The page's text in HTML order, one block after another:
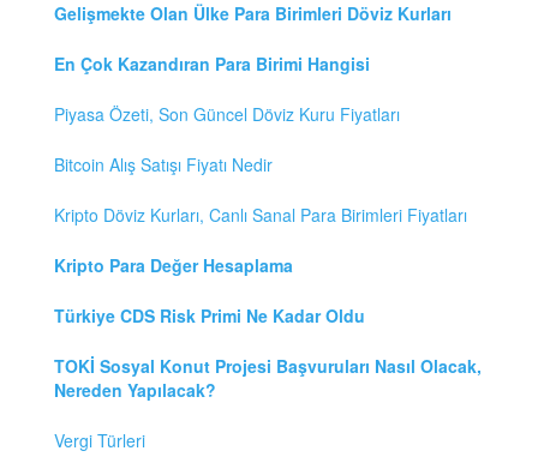
Gelişmekte Olan Ülke Para Birimleri Döviz Kurları
En Çok Kazandıran Para Birimi Hangisi
Piyasa Özeti, Son Güncel Döviz Kuru Fiyatları
Bitcoin Alış Satışı Fiyatı Nedir
Kripto Döviz Kurları, Canlı Sanal Para Birimleri Fiyatları
Kripto Para Değer Hesaplama
Türkiye CDS Risk Primi Ne Kadar Oldu
TOKİ Sosyal Konut Projesi Başvuruları Nasıl Olacak,
Nereden Yapılacak?
Vergi Türleri